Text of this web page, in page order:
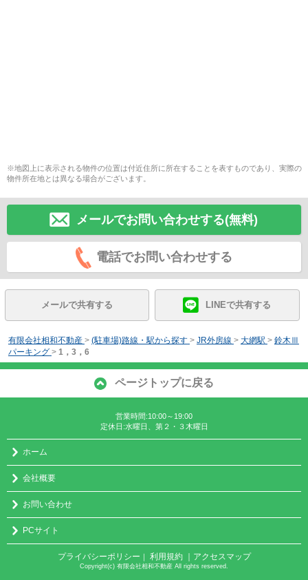
※地図上に表示される物件の位置は付近住所に所在することを表すものであり、実際の
物件所在地とは異なる場合がございます。
メールでお問い合わせする(無料)
電話でお問い合わせする
メールで共有する LINEで共有する
有限会社相和不動産 > (駐車場)路線・駅から探す > JR外房線 > 大網駅 > 鈴木Ⅲ
パーキング > 1，3，6
ページトップに戻る
営業時間:10:00～19:00
定休日:水曜日、第２・３木曜日
ホーム
会社概要
お問い合わせ
PCサイト
プライバシーポリシー ｜ 利用規約 ｜アクセスマップ
Copyright(c) 有限会社相和不動産 All rights reserved.